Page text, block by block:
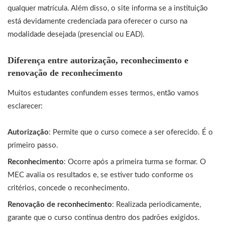
qualquer matrícula. Além disso, o site informa se a instituição
está devidamente credenciada para oferecer o curso na
modalidade desejada (presencial ou EAD).
Diferença entre autorização, reconhecimento e
renovação de reconhecimento
Muitos estudantes confundem esses termos, então vamos
esclarecer:
Autorização: Permite que o curso comece a ser oferecido. É o
primeiro passo.
Reconhecimento: Ocorre após a primeira turma se formar. O
MEC avalia os resultados e, se estiver tudo conforme os
critérios, concede o reconhecimento.
Renovação de reconhecimento: Realizada periodicamente,
garante que o curso continua dentro dos padrões exigidos.